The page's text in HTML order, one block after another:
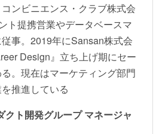
ンビニエンス・クラブ株式会
ト提携営業やデータベースマ
事。2019年にSansan株式会
Design』立ち上げ期にセー
。現在はマーケティング部門
推進している
クト開発グループ マネージャ